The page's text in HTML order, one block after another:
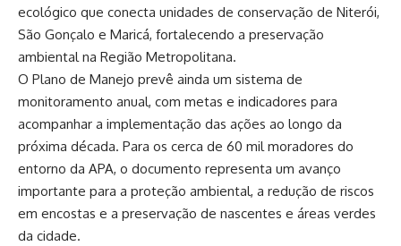
ecológico que conecta unidades de conservação de Niterói,
São Gonçalo e Maricá, fortalecendo a preservação
ambiental na Região Metropolitana.
O Plano de Manejo prevê ainda um sistema de
monitoramento anual, com metas e indicadores para
acompanhar a implementação das ações ao longo da
próxima década. Para os cerca de 60 mil moradores do
entorno da APA, o documento representa um avanço
importante para a proteção ambiental, a redução de riscos
em encostas e a preservação de nascentes e áreas verdes
da cidade.